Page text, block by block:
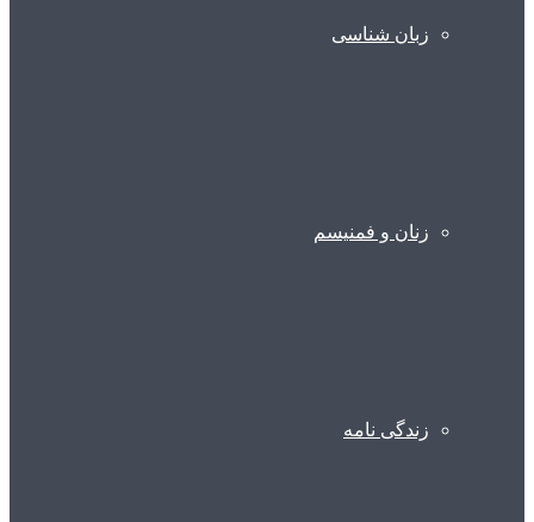
زبان شناسی
زنان و فمنیسم
زندگی نامه